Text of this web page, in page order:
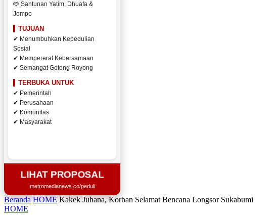
🤲 Santunan Yatim, Dhuafa &
Jompo
TUJUAN
✔ Menumbuhkan Kepedulian
Sosial
✔ Mempererat Kebersamaan
✔ Semangat Gotong Royong
TERBUKA UNTUK
✔ Pemerintah
✔ Perusahaan
✔ Komunitas
✔ Masyarakat
LIHAT PROPOSAL
metromedianews.co/peduli
Beranda HOME Kakek Juhana, Korban Selamat Bencana Longsor Sukabumi
HOME